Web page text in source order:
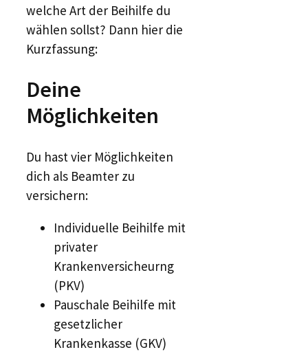
welche Art der Beihilfe du
wählen sollst? Dann hier die
Kurzfassung:
Deine
Möglichkeiten
Du hast vier Möglichkeiten
dich als Beamter zu
versichern:
Individuelle Beihilfe mit
privater
Krankenversicheurng
(PKV)
Pauschale Beihilfe mit
gesetzlicher
Krankenkasse (GKV)